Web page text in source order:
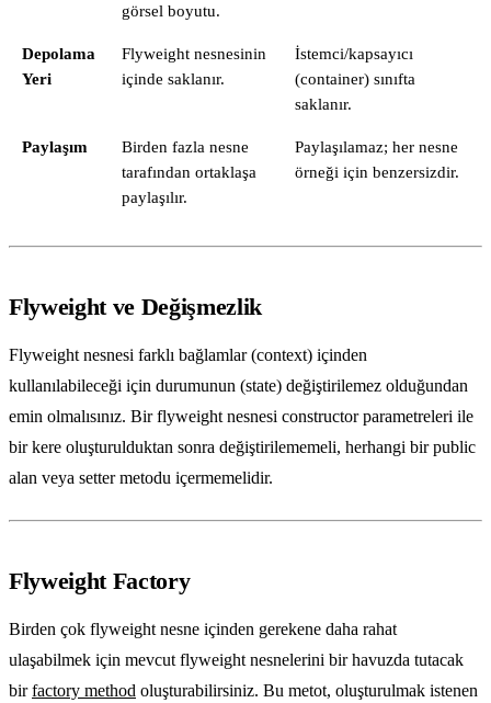
görsel boyutu.
Depolama
Yeri
Flyweight nesnesinin
içinde saklanır.
İstemci/kapsayıcı
(container) sınıfta
saklanır.
Paylaşım
Birden fazla nesne
tarafından ortaklaşa
paylaşılır.
Paylaşılamaz; her nesne
örneği için benzersizdir.
Flyweight ve Değişmezlik
Flyweight nesnesi farklı bağlamlar (context) içinden
kullanılabileceği için durumunun (state) değiştirilemez olduğundan
emin olmalısınız. Bir flyweight nesnesi constructor parametreleri ile
bir kere oluşturulduktan sonra değiştirilememeli, herhangi bir public
alan veya setter metodu içermemelidir.
Flyweight Factory
Birden çok flyweight nesne içinden gerekene daha rahat
ulaşabilmek için mevcut flyweight nesnelerini bir havuzda tutacak
birfactory method oluşturabilirsiniz. Bu metot, oluşturulmak istenen